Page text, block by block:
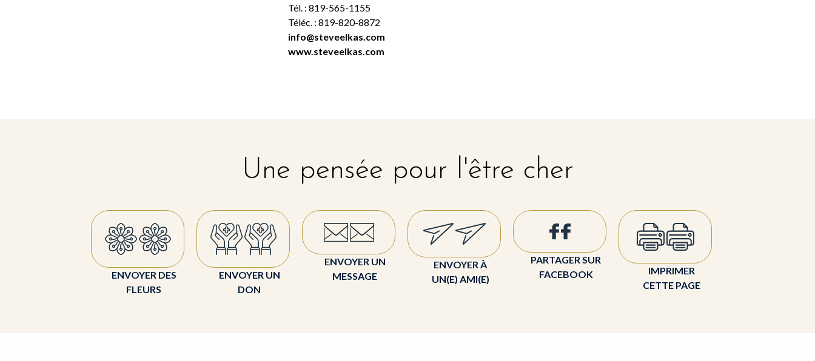
Tél. : 819-565-1155
Téléc. : 819-820-8872
info@steveelkas.com
www.steveelkas.com
Une pensée pour l'être cher
ENVOYER DES
FLEURS
ENVOYER UN
DON
ENVOYER UN
MESSAGE
ENVOYER À
UN(E) AMI(E)
PARTAGER SUR
FACEBOOK
IMPRIMER
CETTE PAGE